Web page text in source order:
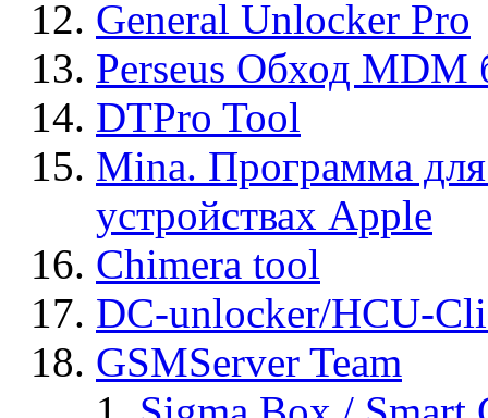
General Unlocker Pro
Perseus Обход MDM
DTPro Tool
Mina. Программа
устройствах Apple
Chimera tool
DC-unlocker/HCU-
GSMServer Team